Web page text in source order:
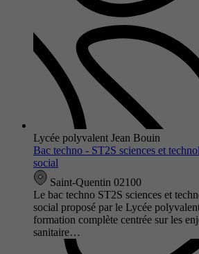
Lycée polyvalent Jean Bouin
Bac techno - ST2S sciences et
social
Saint-Quentin 02100
Le bac techno ST2S sciences et
social proposé par le Lycée
formation complète centrée sur les
sanitaire…